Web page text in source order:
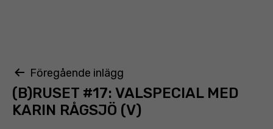
Inläggsnavigering
Föregående inlägg
(B)RUSET #17: VALSPECIAL MED
KARIN RÅGSJÖ (V)